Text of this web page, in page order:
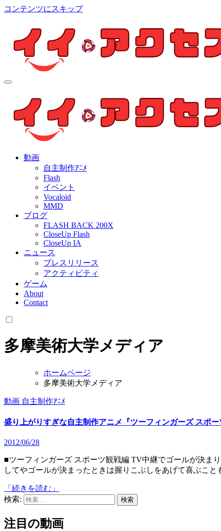
コンテンツにスキップ
個人制作アニメを中心とした動画紹介ブログ
動画
自主制作ｱﾆﾒ
Flash
イベント
Vocaloid
MMD
ブログ
FLASH BACK 200X
CloseUp Flash
CloseUp IA
ニュース
プレスリリース
アクティビティ
ゲーム
About
Contact
多摩美術大学メディア
ホームページ
多摩美術大学メディア
動画 自主制作ｱﾆﾒ
盛り上がりすぎな自主制作アニメ『ツーフィンガーズ スポ
2012/06/28
■ツーフィンガーズ スポーツ観戦編 TV中継でゴールが決まりそうになると身を乗り出すことは良くありますよね。ま
してやゴールが決まったときは握りこぶしをあげて喜ぶこ
「続きを読む」
検索:
注目の動画